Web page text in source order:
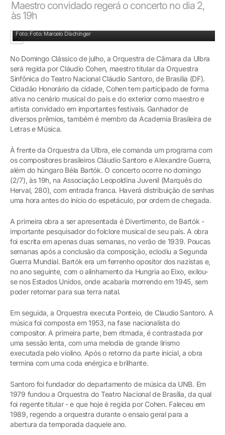
Maestro convidado regerá o concerto no dia 2,
às 19h
Foto: Foto: Marcelo Dischinger
No Domingo Clássico de julho, a Orquestra de Câmara da Ulbra
será regida por Cláudio Cohen, maestro titular da Orquestra
Sinfônica do Teatro Nacional Cláudio Santoro, de Brasília (DF).
Cidadão Honorário da cidade, Cohen tem participado de forma
ativa no cenário musical do país e do exterior como maestro e
artista convidado em importantes festivais. Ganhador de
diversos prêmios, também é membro da Academia Brasileira de
Letras e Música.
À frente da Orquestra da Ulbra, ele comanda um programa com
os compositores brasileiros Cláudio Santoro e Alexandre Guerra,
além do húngaro Béla Bartók. O concerto ocorre no domingo
(2/7), às 19h, na Associação Leopoldina Juvenil (Marquês do
Herval, 280), com entrada franca. Haverá distribuição de senhas
uma hora antes do início do espetáculo, por ordem de chegada.
A primeira obra a ser apresentada é Divertimento, de Bartók -
importante pesquisador do folclore musical de seu país. A obra
foi escrita em apenas duas semanas, no verão de 1939. Poucas
semanas após a conclusão da composição, eclodiu a Segunda
Guerra Mundial. Bartók era um ferrenho opositor dos nazistas e,
no ano seguinte, com o alinhamento da Hungria ao Eixo, exilou-
se nos Estados Unidos, onde acabaria morrendo em 1945, sem
poder retornar para sua terra natal.
Em seguida, a Orquestra executa Ponteio, de Claudio Santoro. A
música foi composta em 1953, na fase nacionalista do
compositor. A primeira parte, bem ritmada, é contrastada por
uma sessão lenta, com uma melodia de grande lirismo
executada pelo violino. Após o retorno da parte inicial, a obra
termina com uma coda enérgica e brilhante.
Santoro foi fundador do departamento de música da UNB. Em
1979 fundou a Orquestra do Teatro Nacional de Brasília, da qual
foi regente titular - e que hoje é regida por Cohen. Faleceu em
1989, regendo a orquestra durante o ensaio geral para a
abertura da temporada daquele ano.